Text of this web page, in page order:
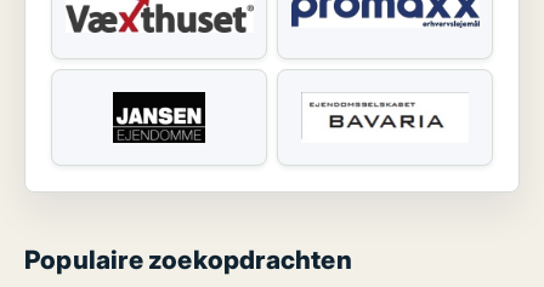
Populaire zoekopdrachten